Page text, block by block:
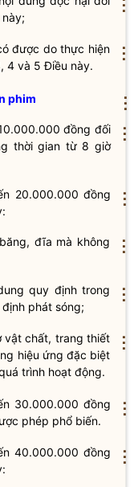
được do thực hiện
4 và 5 Điều này.
phim
đồng đối
thời gian từ 8 giờ
20.000.000 đồng
đĩa mà không
quy định trong
phát sóng;
vật chất, trang thiết
hiệu ứng đặc biệt
trình hoạt động.
30.000.000 đồng
phép phổ biến.
40.000.000 đồng
⋮
⋮
⋮
⋮
⋮
⋮
⋮
⋮
⋮
⋮